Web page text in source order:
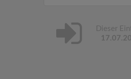
Dieser